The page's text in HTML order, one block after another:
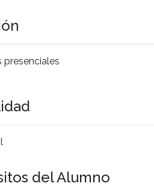
presenciales
del Alumno